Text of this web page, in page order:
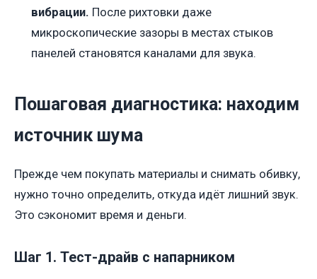
вибрации. После рихтовки даже
микроскопические зазоры в местах стыков
панелей становятся каналами для звука.
Пошаговая диагностика: находим
источник шума
Прежде чем покупать материалы и снимать обивку,
нужно точно определить, откуда идёт лишний звук.
Это сэкономит время и деньги.
Шаг 1. Тест-драйв с напарником